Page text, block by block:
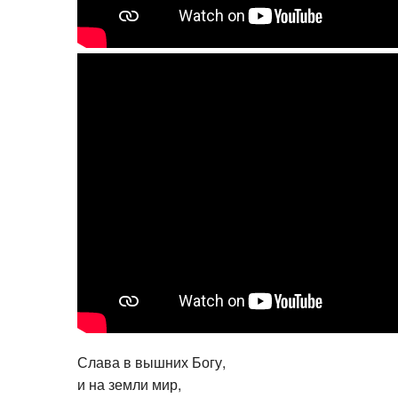
Слава в вышних Богу,
и на земли мир,